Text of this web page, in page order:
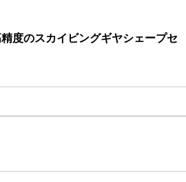
度のスカイビングギヤシェープセ